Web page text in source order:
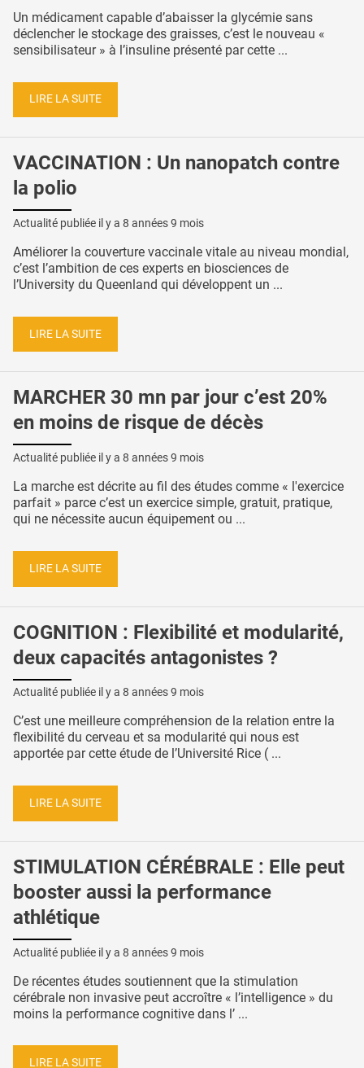
Un médicament capable d’abaisser la glycémie sans
déclencher le stockage des graisses, c’est le nouveau «
sensibilisateur » à l’insuline présenté par cette ...
LIRE LA SUITE
VACCINATION : Un nanopatch contre
la polio
Actualité publiée il y a 8 années 9 mois
Améliorer la couverture vaccinale vitale au niveau mondial,
c’est l’ambition de ces experts en biosciences de
l’University du Queenland qui développent un ...
LIRE LA SUITE
MARCHER 30 mn par jour c’est 20%
en moins de risque de décès
Actualité publiée il y a 8 années 9 mois
La marche est décrite au fil des études comme « l'exercice
parfait » parce c’est un exercice simple, gratuit, pratique,
qui ne nécessite aucun équipement ou ...
LIRE LA SUITE
COGNITION : Flexibilité et modularité,
deux capacités antagonistes ?
Actualité publiée il y a 8 années 9 mois
C’est une meilleure compréhension de la relation entre la
flexibilité du cerveau et sa modularité qui nous est
apportée par cette étude de l’Université Rice ( ...
LIRE LA SUITE
STIMULATION CÉRÉBRALE : Elle peut
booster aussi la performance
athlétique
Actualité publiée il y a 8 années 9 mois
De récentes études soutiennent que la stimulation
cérébrale non invasive peut accroître « l’intelligence » du
moins la performance cognitive dans l’ ...
LIRE LA SUITE